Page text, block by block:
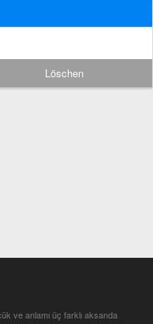
Löschen
ve anlamı üç farklı aksanda